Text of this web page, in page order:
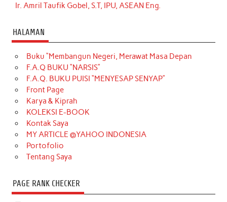
Ir. Amril Taufik Gobel, S.T, IPU, ASEAN Eng.
HALAMAN
Buku “Membangun Negeri, Merawat Masa Depan
F.A.Q BUKU “NARSIS”
F.A.Q. BUKU PUISI “MENYESAP SENYAP”
Front Page
Karya & Kiprah
KOLEKSI E-BOOK
Kontak Saya
MY ARTICLE @YAHOO INDONESIA
Portofolio
Tentang Saya
PAGE RANK CHECKER